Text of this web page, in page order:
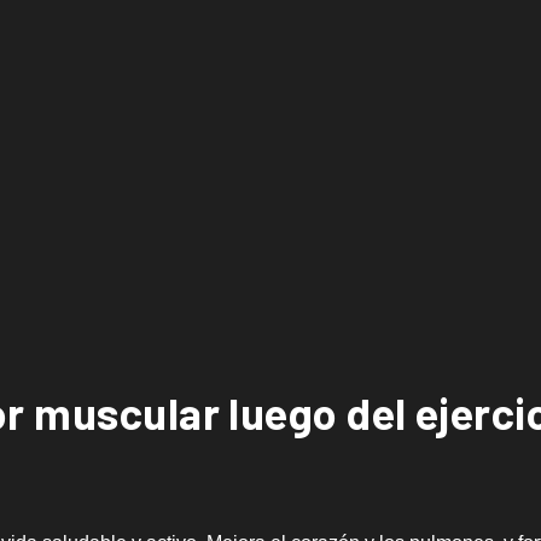
muscular luego del